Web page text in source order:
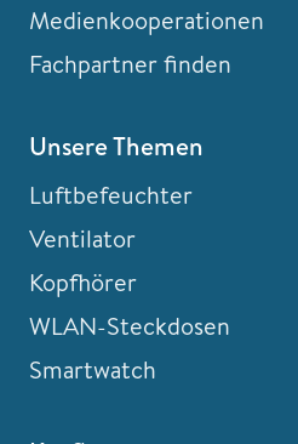
Medienkooperationen
Fachpartner finden
Unsere Themen
Luftbefeuchter
Ventilator
Kopfhörer
WLAN-Steckdosen
Smartwatch